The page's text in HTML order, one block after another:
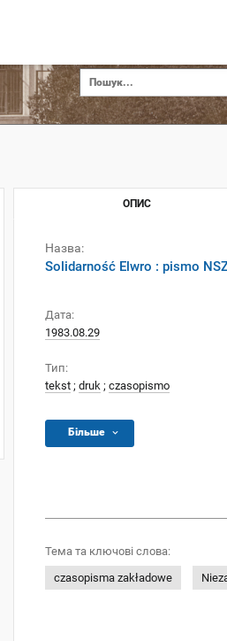
ОПИС
Назва:
Solidarność Elwro : pismo
Дата:
1983.08.29
Тип:
tekst ; druk ; czasopismo
Більше
Тема та ключові слова:
czasopisma zakładowe